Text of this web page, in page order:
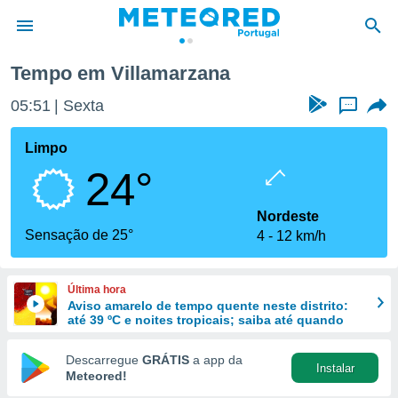
da
foi
fornecidas
a este
das
e
forma
digital
Tempo em Villamarzana
05:51 Sexta ...
Limpo
24°
Sensação de 25°
Nordeste
4
12 km/h
Última hora
Aviso amarelo de tempo quente neste distrito:
até 39 ºC e noites tropicais; saiba até quando
Descarregue GRÁTIS a app da
Meteored!
Instalar